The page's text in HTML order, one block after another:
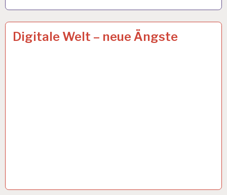
ARBEIT
UND
Digitale Welt – neue Ängste
6 OKT. 2021